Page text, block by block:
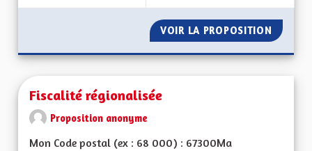
VOIR LA PROPOSITION
Fiscalité régionalisée
Proposition anonyme
Mon Code postal (ex : 68 000) : 67300Ma